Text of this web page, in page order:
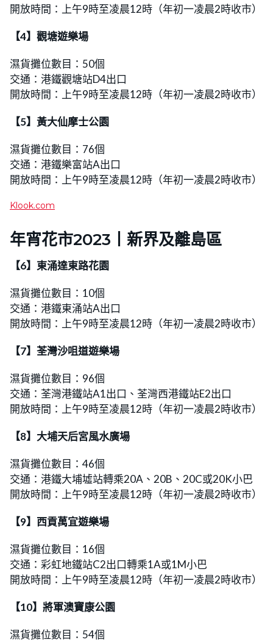
開放時間：上午9時至凌晨12時（年初一凌晨2時收市）
【4】觀塘遊樂場
濕貨攤位數目：50個
交通：港鐵觀塘站D4出口
開放時間：上午9時至凌晨12時（年初一凌晨2時收市）
【5】黃大仙摩士公園
濕貨攤位數目：76個
交通：港鐵樂富站A出口
開放時間：上午9時至凌晨12時（年初一凌晨2時收市）
Klook.com
年宵花市2023丨 新界及離島區
【6】東涌達東路花園
濕貨攤位數目：10個
交通：港鐵東涌站A出口
開放時間：上午9時至凌晨12時（年初一凌晨2時收市）
【7】荃灣沙咀道遊樂場
濕貨攤位數目：96個
交通：荃灣港鐵站A1出口、荃灣西港鐵站E2出口
開放時間：上午9時至凌晨12時（年初一凌晨2時收市）
【8】大埔天后宮風水廣場
濕貨攤位數目：46個
交通：港鐵大埔墟站轉乘20A、20B、20C或20K小巴
開放時間：上午9時至凌晨12時（年初一凌晨2時收市）
【9】西貢萬宜遊樂場
濕貨攤位數目：16個
交通：彩虹地鐵站C2出口轉乘1A或1M小巴
開放時間：上午9時至凌晨12時（年初一凌晨2時收市）
【10】將軍澳寶康公園
濕貨攤位數目：54個